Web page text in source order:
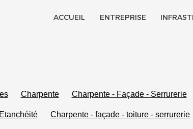
ACCUEIL ENTREPRISE
Jobs
Charpente Charpente - Façade - Serrurerie
Charpente - façade - toiture - serrurerie